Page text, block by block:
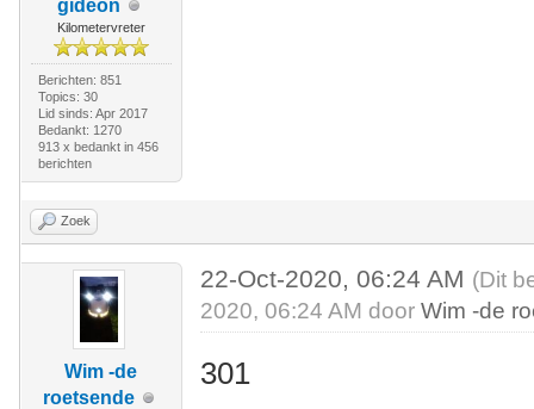
gideon
Kilometervreter
Berichten: 851
Topics: 30
Lid sinds: Apr 2017
Bedankt: 1270
913 x bedankt in 456
berichten
Zoek
Wim -de
roetsende
22-Oct-2020, 06:24 AM (Dit
2020, 06:24 AM doorWim -de
301